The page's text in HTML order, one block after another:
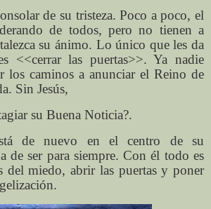
de su tristeza. Poco a poco, el
de todos, pero no tienen a
su ánimo. Lo único que les da
<<cerrar las puertas>>. Ya nadie
los caminos a anunciar el Reino de
Sin Jesús,
su Buena Noticia?.
de nuevo en el centro de su
de ser para siempre. Con él todo es
del miedo, abrir las puertas y poner